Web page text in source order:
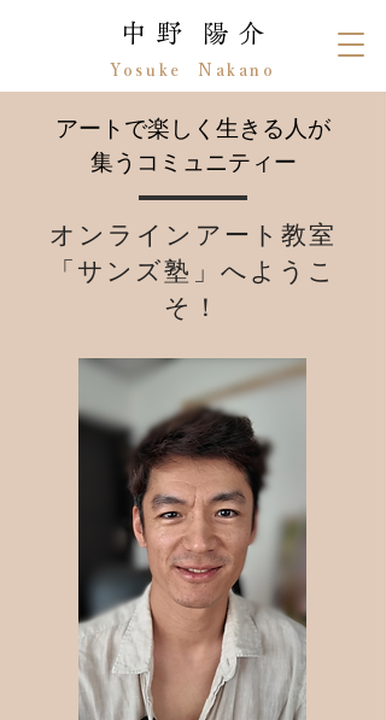
中 野 陽 介
Yosuke Nakano
アートで楽しく生きる人が
集うコミュニティー
オンラインアート教室
「サンズ塾」へようこ
そ！